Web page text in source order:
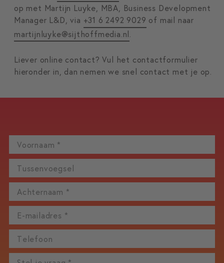
op met Martijn Luyke, MBA, Business Development
Manager L&D, via +31 6 2492 9029 of mail naar
martijnluyke@sijthoffmedia.nl
Liever online contact? Vul het contactformulier
hieronder in, dan nemen we snel contact met je op.